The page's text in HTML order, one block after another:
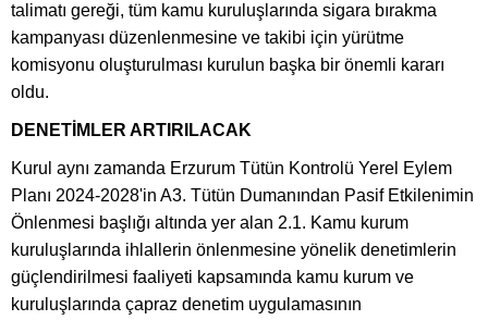
talimatı gereği, tüm kamu kuruluşlarında sigara bırakma
kampanyası düzenlenmesine ve takibi için yürütme
komisyonu oluşturulması kurulun başka bir önemli kararı
oldu.
DENETİMLER ARTIRILACAK
Kurul aynı zamanda Erzurum Tütün Kontrolü Yerel Eylem
Planı 2024-2028'in A3. Tütün Dumanından Pasif Etkilenimin
Önlenmesi başlığı altında yer alan 2.1. Kamu kurum
kuruluşlarında ihlallerin önlenmesine yönelik denetimlerin
güçlendirilmesi faaliyeti kapsamında kamu kurum ve
kuruluşlarında çapraz denetim uygulamasının